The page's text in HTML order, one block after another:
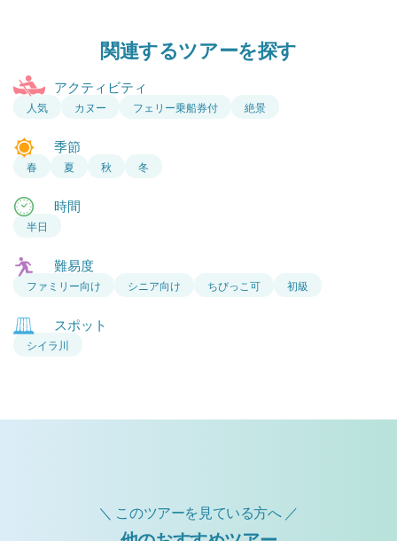
関連するツアーを探す
アクティビティ
人気 カヌー フェリー乗船券付 絶景
季節
春 夏 秋 冬
時間
半日
難易度
ファミリー向け シニア向け ちびっこ可 初級
スポット
シイラ川
＼ このツアーを見ている方へ ／